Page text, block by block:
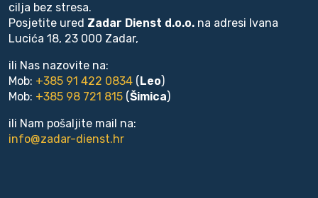
cilja bez stresa.
Posjetite ured Zadar Dienst d.o.o. na adresi Ivana
Lucića 18, 23 000 Zadar,
ili Nas nazovite na:
Mob: +385 91 422 0834 ( Leo)
Mob: +385 98 721 815 (Šimica)
ili Nam pošaljite mail na:
info@zadar-dienst.hr